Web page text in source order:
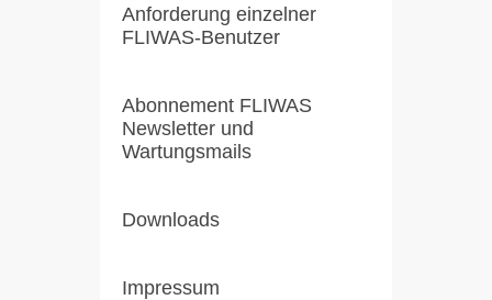
Anforderung einzelner
FLIWAS-Benutzer
Abonnement FLIWAS
Newsletter und
Wartungsmails
Downloads
Impressum